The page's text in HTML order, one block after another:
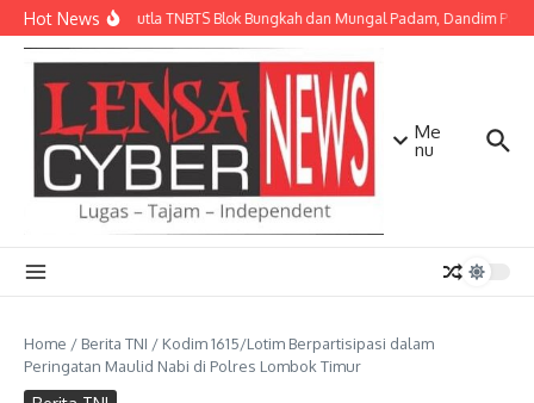
Lewati ke konten
Hot NewsApi Karhutla TNBTS Blok Bungkah dan Mungal Padam, Dandim
Me
nu
Home / Berita TNI / Kodim 1615/Lotim Berpartisipasi dalam
Peringatan Maulid Nabi di Polres Lombok Timur